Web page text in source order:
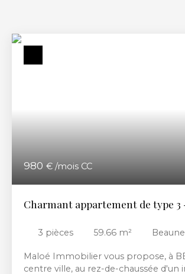
980 € /mois CC
Charmant appartement de type 3
3 pièces 59.66 m²
Maloé Immobilier vous propose, à
centre ville, au rez-de-chaussée d'un